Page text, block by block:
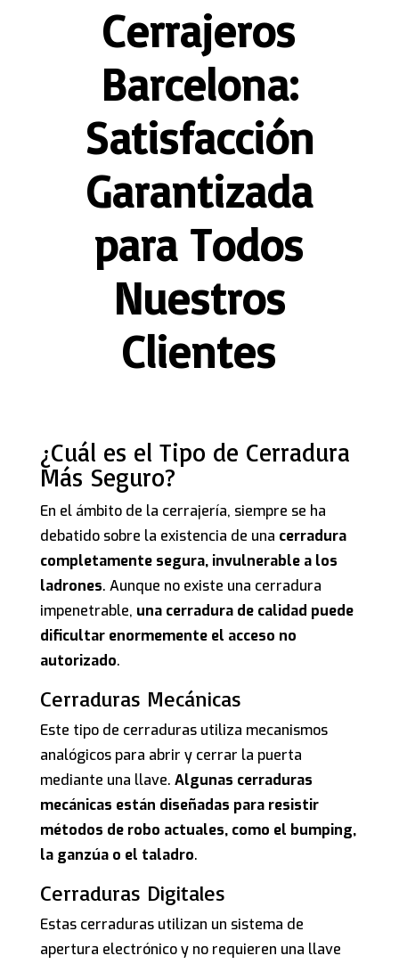
Cerrajeros
Barcelona:
Satisfacción
Garantizada
para Todos
Nuestros
Clientes
¿Cuál es el Tipo de Cerradura
Más Seguro?
En el ámbito de la cerrajería, siempre se ha
debatido sobre la existencia de una cerradura
completamente segura, invulnerable a los
ladrones. Aunque no existe una cerradura
impenetrable, una cerradura de calidad puede
dificultar enormemente el acceso no
autorizado.
Cerraduras Mecánicas
Este tipo de cerraduras utiliza mecanismos
analógicos para abrir y cerrar la puerta
mediante una llave. Algunas cerraduras
mecánicas están diseñadas para resistir
métodos de robo actuales, como el bumping,
la ganzúa o el taladro.
Cerraduras Digitales
Estas cerraduras utilizan un sistema de
apertura electrónico y no requieren una llave